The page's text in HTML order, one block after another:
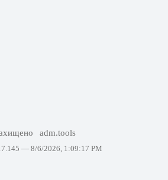
adm.tools
— 8/6/2026, 1:09:17 PM